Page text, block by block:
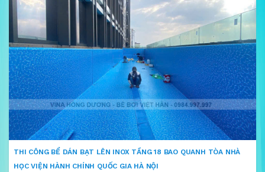
THI CÔNG BỂ DÁN BẠT LÊN INOX TẦNG 18 BAO QUANH TÒA NHÀ
HỌC VIỆN HÀNH CHÍNH QUỐC GIA HÀ NỘI